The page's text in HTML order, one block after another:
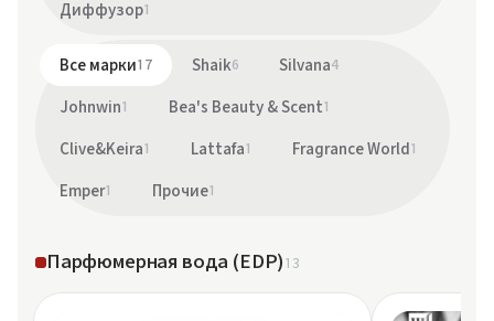
Диффузор1
Все марки17 Shaik6 Silvana4
Johnwin1 Bea's Beauty & Scent1
Clive&Keira1 Lattafa1 Fragrance World 1
Emper1 Прочие1
Парфюмерная вода (EDP)13